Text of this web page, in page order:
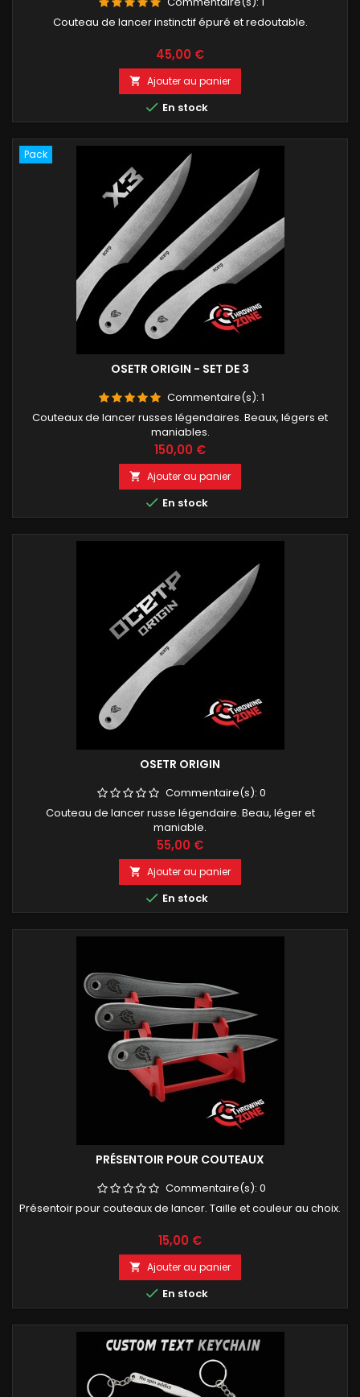
Couteau de lancer instinctif épuré et redoutable.
Prix
45,00 €
 Ajouter au panier
 En stock
Pack
OSETR ORIGIN - SET DE 3
Commentaire(s): 1
Couteaux de lancer russes légendaires. Beaux, légers et
maniables.
Prix
150,00 €
 Ajouter au panier
 En stock
OSETR ORIGIN
Commentaire(s): 0
Couteau de lancer russe légendaire. Beau, léger et
maniable.
Prix
55,00 €
 Ajouter au panier
 En stock
PRÉSENTOIR POUR COUTEAUX
Commentaire(s): 0
Présentoir pour couteaux de lancer. Taille et couleur au choix.
Prix
15,00 €
 Ajouter au panier
 En stock